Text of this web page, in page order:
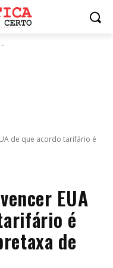
-
de que acordo tarifário é
EUA
é
de